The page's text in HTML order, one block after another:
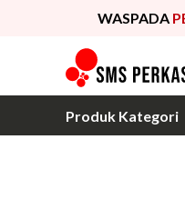
WASPADA
Produk Kategori